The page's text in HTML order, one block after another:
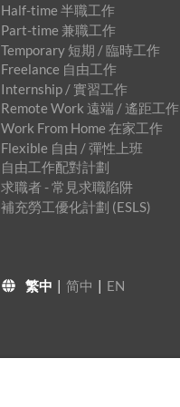
Half-time 半職工作
Part-time 兼職工作
Temporary 短期 / 臨時工作
Freelance 自由工作
Internship / 實習工作
Remote Work 遠端 / 遙距工作
Work From Home 在家工作
Flexible 自由 / 彈性上班
自由工作配對計劃
求職者 - 常見求職陷阱
補充勞工優化計劃 (ESLS)
繁中 | 简中 | EN